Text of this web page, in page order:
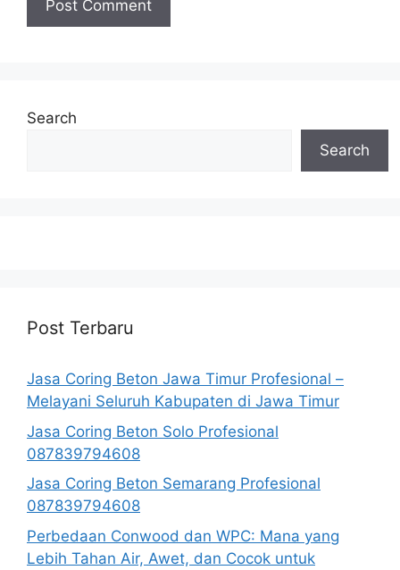
Search
Search
Post Terbaru
Jasa Coring Beton Jawa Timur Profesional –
Melayani Seluruh Kabupaten di Jawa Timur
Jasa Coring Beton Solo Profesional
087839794608
Jasa Coring Beton Semarang Profesional
087839794608
Perbedaan Conwood dan WPC: Mana yang
Lebih Tahan Air, Awet, dan Cocok untuk